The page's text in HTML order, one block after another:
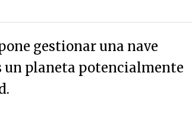
gestionar una nave
un planeta potencialmente